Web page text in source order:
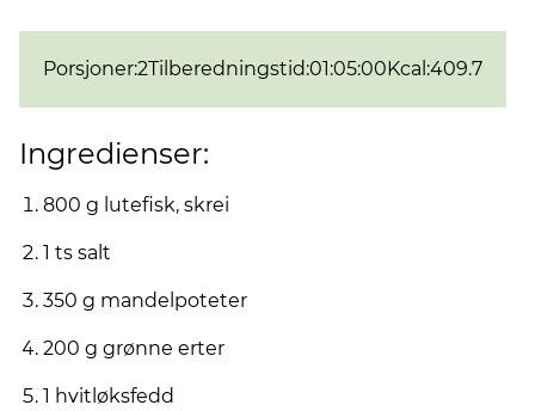
Porsjoner:2Tilberedningstid:01:05:00Kcal :409.7
Ingredienser:
800 g lutefisk, skrei
1 ts salt
350 g mandelpoteter
200 g grønne erter
1 hvitløksfedd